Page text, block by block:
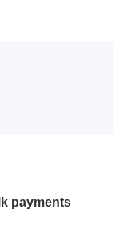
payments